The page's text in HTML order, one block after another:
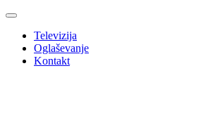
Televizija
Oglaševanje
Kontakt